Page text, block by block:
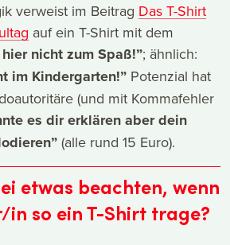
verweist im Beitrag Das T-Shirt
auf ein T-Shirt mit dem
nicht zum Spaß!”; ähnlich:
im Kindergarten!” Potenzial hat
(und mit Kommafehler
es dir erklären aber dein
(alle rund 15 Euro).
etwas beachten, wenn
in so ein T-Shirt trage?